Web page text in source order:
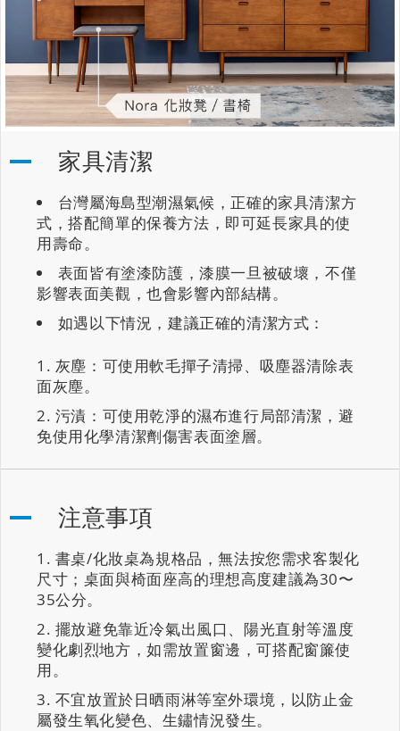
家具清潔
台灣屬海島型潮濕氣候，正確的家具清潔方
式，搭配簡單的保養方法，即可延長家具的使
用壽命。
表面皆有塗漆防護，漆膜一旦被破壞，不僅
影響表面美觀，也會影響內部結構。
如遇以下情況，建議正確的清潔方式：
灰塵：可使用軟毛撣子清掃、吸塵器清除表
面灰塵。
污漬：可使用乾淨的濕布進行局部清潔，避
免使用化學清潔劑傷害表面塗層。
注意事項
書桌/化妝桌為規格品，無法按您需求客製化
尺寸；桌面與椅面座高的理想高度建議為30〜
35公分。
擺放避免靠近冷氣出風口、陽光直射等溫度
變化劇烈地方，如需放置窗邊，可搭配窗簾使
用。
不宜放置於日晒雨淋等室外環境，以防止金
屬發生氧化變色、生鏽情況發生。